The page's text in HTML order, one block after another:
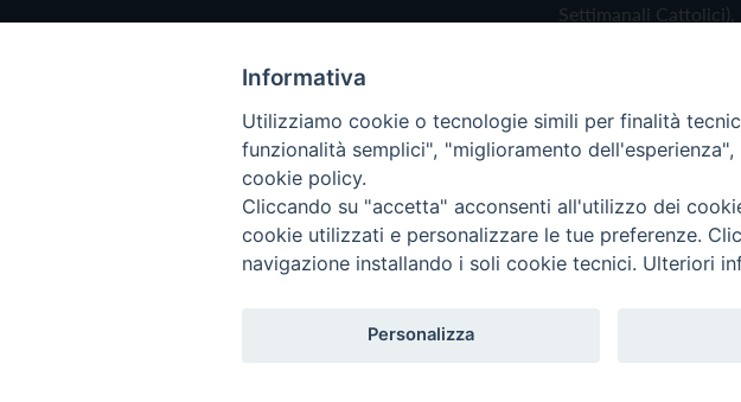
Settimanali
Privacy Policy
Copyright © 2019 - Tutti i diritti riservati - Vita Trentina Editrice
Informativa
Utilizziamo cookie o tecnologie simili per finalità
funzionalità semplici", "miglioramento
cookie policy.
Cliccando su "accetta" acconsenti all'utilizzo dei
cookie utilizzati e personalizzare le tue preferenze.
navigazione installando i soli cookie tecnici. Ulteriori
Personalizza